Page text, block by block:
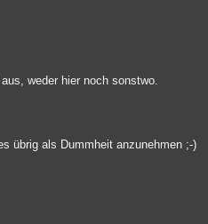
weder hier noch sonstwo.
übrig als Dummheit anzunehmen ;-)